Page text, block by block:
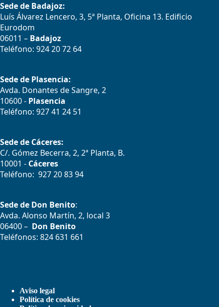
Sede de Badajoz:
Luís Álvarez Lencero, 3, 5ª Planta, Oficina 13. Edificio
Eurodom
06011 – Badajoz
Teléfono: 924 20 72 64
Sede de Plasencia:
Avda. Donantes de Sangre, 2
10600 - Plasencia
Teléfono: 927 41 24 51
Sede de Cáceres:
C/. Gómez Becerra, 2, 2ª Planta, B.
10001 - Cáceres
Teléfono: 927 20 83 94
Sede de Don Benito:
Avda. Alonso Martín, 2, local 3
06400 – Don Benito
Teléfonos: 824 631 661
Aviso legal
Política de cookies